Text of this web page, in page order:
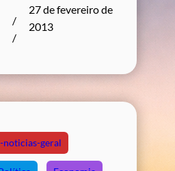
/
/
27 de fevereiro de
2013
noticias-geral